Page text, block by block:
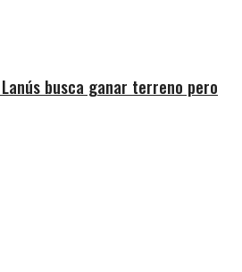
busca ganar terreno pero